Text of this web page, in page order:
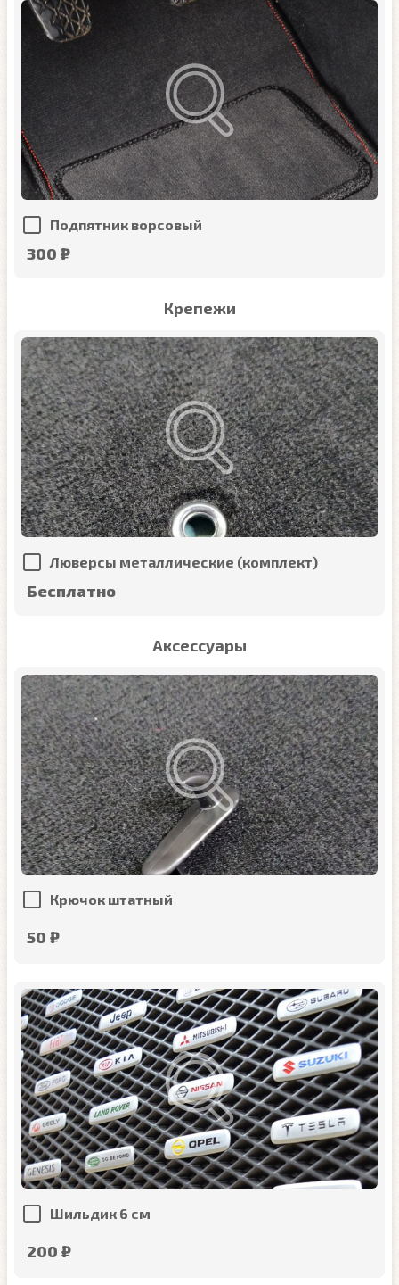
Подпятник ворсовый
300 ₽
Крепежи
Люверсы металлические (комплект)
Бесплатно
Аксессуары
Крючок штатный
50 ₽
Шильдик 6 см
200 ₽